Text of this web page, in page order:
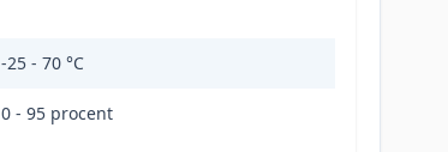
-25 - 70 °C
0 - 95 procent